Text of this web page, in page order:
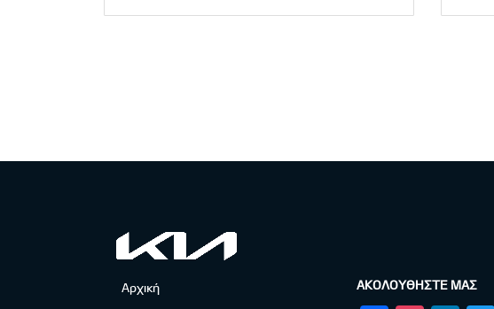
Αρχική
ΑΚΟΛΟΥΘΉΣΤΕ ΜΑΣ